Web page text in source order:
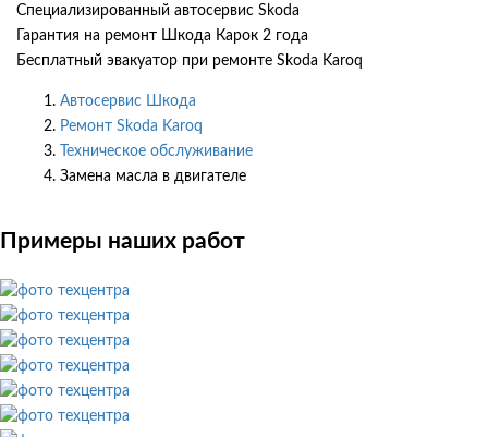
Специализированный автосервис Skoda
Гарантия на ремонт Шкода Карок 2 года
Бесплатный эвакуатор при ремонте Skoda Karoq
Автосервис Шкода
Ремонт Skoda Karoq
Техническое обслуживание
Замена масла в двигателе
Примеры наших работ